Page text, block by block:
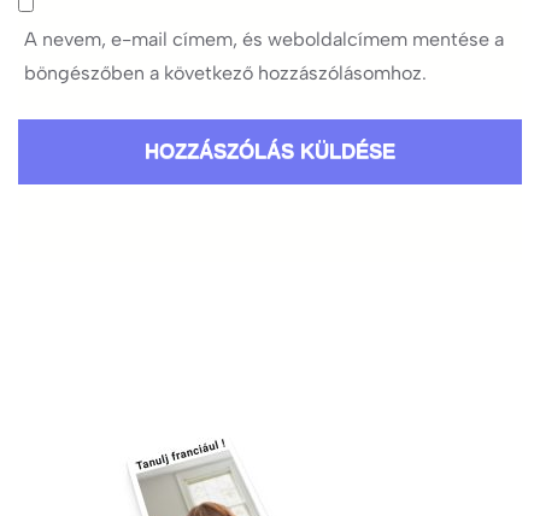
A nevem, e-mail címem, és weboldalcímem mentése a
böngészőben a következő hozzászólásomhoz.